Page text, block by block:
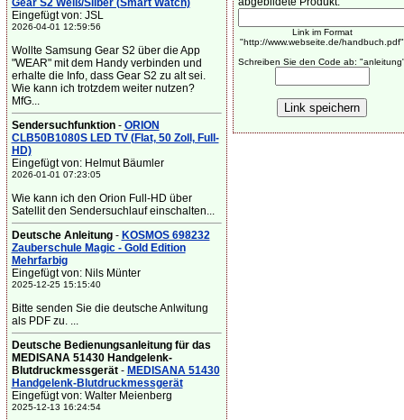
Gear S2 Weiß/Silber (Smart Watch)
Eingefügt von: JSL
2026-04-01 12:59:56
Wollte Samsung Gear S2 über die App
"WEAR" mit dem Handy verbinden und
erhalte die Info, dass Gear S2 zu alt sei.
Wie kann ich trotzdem weiter nutzen?
MfG...
Sendersuchfunktion- ORION
CLB50B1080S LED TV (Flat, 50 Zoll, Full-
HD)
Eingefügt von: Helmut Bäumler
2026-01-01 07:23:05
Wie kann ich den Orion Full-HD über
Satellit den Sendersuchlauf einschalten...
Deutsche Anleitung- KOSMOS 698232
Zauberschule Magic - Gold Edition
Mehrfarbig
Eingefügt von: Nils Münter
2025-12-25 15:15:40
Bitte senden Sie die deutsche Anlwitung
als PDF zu. ...
Deutsche Bedienungsanleitung für das
MEDISANA 51430 Handgelenk-
Blutdruckmessgerät- MEDISANA 51430
Handgelenk-Blutdruckmessgerät
Eingefügt von: Walter Meienberg
2025-12-13 16:24:54
Link im Format
"http://www.webseite.de/handbuch.pdf"
Schreiben Sie den Code ab: